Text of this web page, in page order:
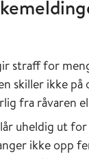
straff for
skiller ikke på
fra råvaren
uheldig ut
ikke opp